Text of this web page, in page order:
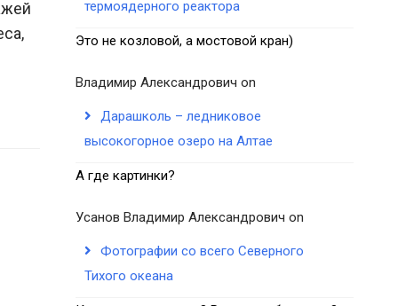
термоядерного реактора
Это не козловой, а мостовой кран)
Владимир Александрович on
Дарашколь – ледниковое
высокогорное озеро на Алтае
А где картинки?
Усанов Владимир Александрович on
Фотографии со всего Северного
Тихого океана